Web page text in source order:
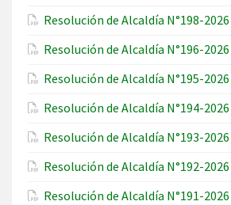
Resolución de Alcaldía N°198-2026
Resolución de Alcaldía N°196-2026
Resolución de Alcaldía N°195-2026
Resolución de Alcaldía N°194-2026
Resolución de Alcaldía N°193-2026
Resolución de Alcaldía N°192-2026
Resolución de Alcaldía N°191-2026